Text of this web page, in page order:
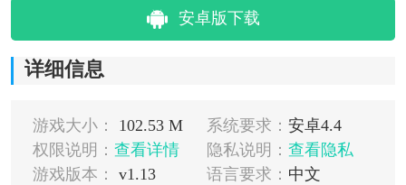
安卓版下载
详细信息
游戏大小： 102.53 M 系统要求： 安卓4.4
权限说明： 查看详情 隐私说明： 查看隐私
游戏版本：
v1.13 语言要求： 中文